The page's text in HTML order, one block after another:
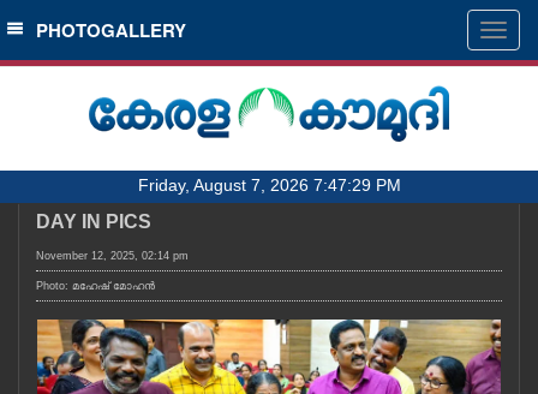
SECTIONS
HOME
NOTIFIED NEWS
KERALA
LOCAL
PHOTOGALLERY
Friday, August 7, 2026 7:47:29 PM
DAY IN PICS
November 12, 2025, 02:14 pm
Photo: മഹേഷ് മോഹൻ